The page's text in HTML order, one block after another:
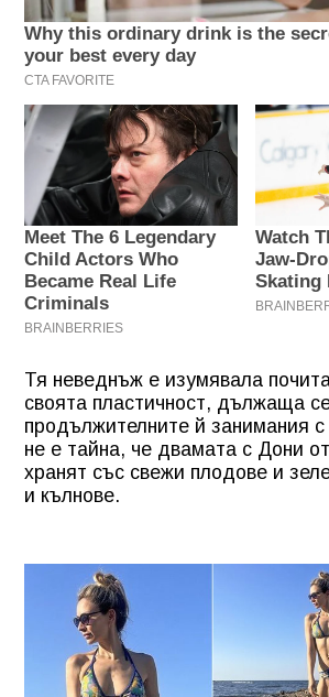
Тя неведнъж е изумявала
своята пластичност, дължаща
продължителните й занимания с
не е тайна, че двамата с Дони
хранят със свежи плодове и
и кълнове.